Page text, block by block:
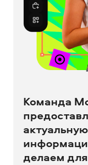
Команда
делаем для